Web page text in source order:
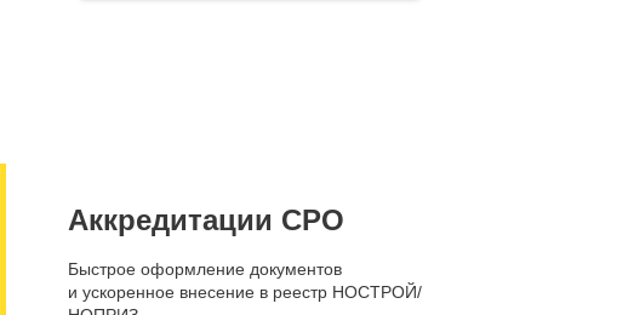
Аккредитации СРО
Быстрое оформление документов
и ускоренное внесение в реестр НОСТРОЙ/